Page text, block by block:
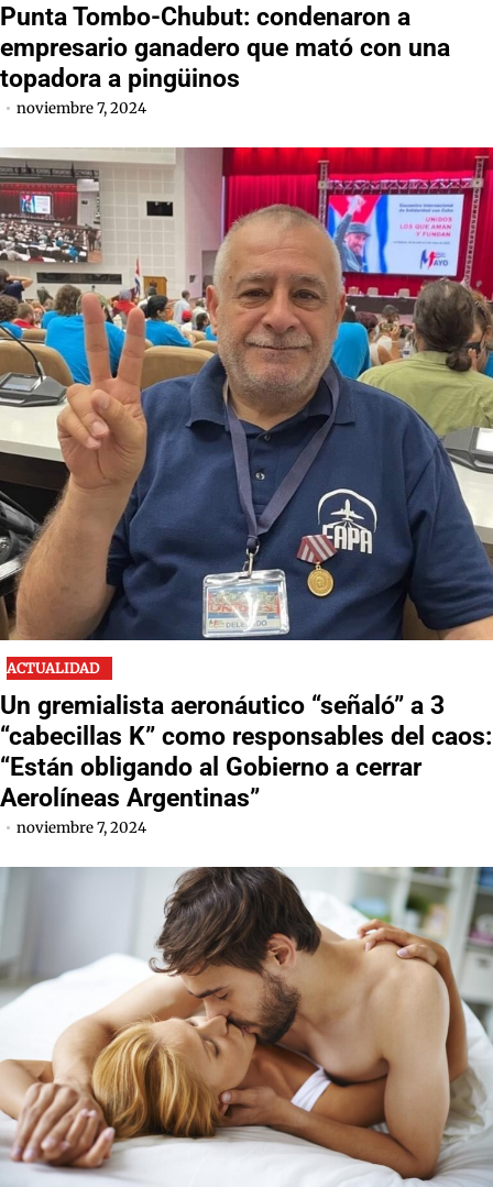
Punta Tombo-Chubut: condenaron a
empresario ganadero que mató con una
topadora a pingüinos
noviembre 7, 2024
ACTUALIDAD
Un gremialista aeronáutico “señaló” a 3
“cabecillas K” como responsables del caos:
“Están obligando al Gobierno a cerrar
Aerolíneas Argentinas”
noviembre 7, 2024